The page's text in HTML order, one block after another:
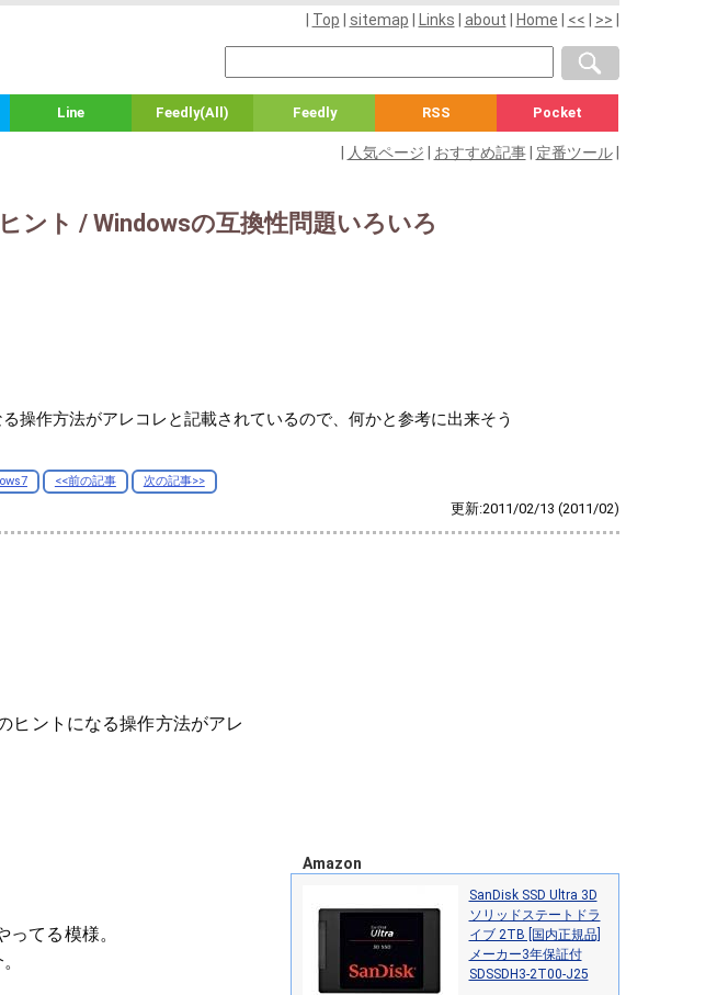
Top sitemap Links about Home << >>
Line Feedly(All) Feedly RSS Pocket
人気ページ おすすめ記事| 定番ツール|
ント / Windowsの互換性問題いろいろ
操作方法がアレコレと記載されているので、何かと参考に出来そう
<<前の記事 次の記事>>
更新:2011/02/13 (2011/02)
ヒントになる操作方法がアレ
てる模様。
Amazon
SanDisk SSD Ultra 3D
ソリッドステートドラ
イブ 2TB [国内正規品]
メーカー3年保証付
SDSSDH3-2T00-J25